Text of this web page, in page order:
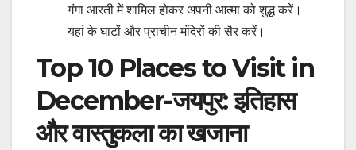
गंगा आरती में शामिल होकर अपनी आत्मा को शुद्ध करें।
यहां के घाटों और प्राचीन मंदिरों की सैर करें।
Top 10 Places to Visit in
December-जयपुर: इतिहास
और वास्तुकला का खजाना